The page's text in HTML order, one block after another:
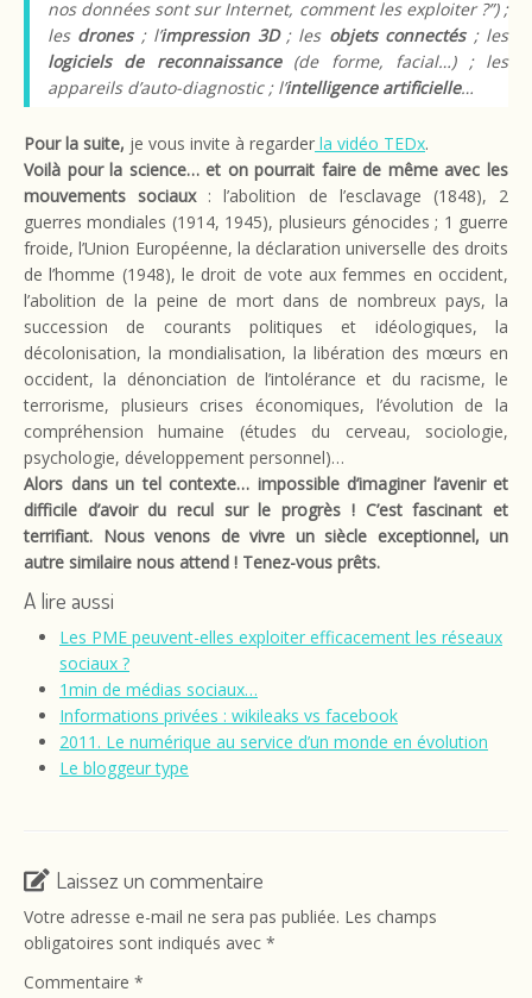
nos données sont sur Internet, comment les exploiter ?”) ;
les drones ; l’impression 3D; lesobjets connectés; les
logiciels de reconnaissance(de forme, facial…) ; les
appareils d’auto-diagnostic ; l’intelligence artificielle…
Pour la suite, je vous invite à regarder la vidéo TEDx.
Voilà pour la science… et on pourrait faire de même avec les
mouvements sociaux: l’abolition de l’esclavage (1848), 2
guerres mondiales (1914, 1945), plusieurs génocides ; 1 guerre
froide, l’Union Européenne, la déclaration universelle des droits
de l’homme (1948), le droit de vote aux femmes en occident,
l’abolition de la peine de mort dans de nombreux pays, la
succession de courants politiques et idéologiques, la
décolonisation, la mondialisation, la libération des mœurs en
occident, la dénonciation de l’intolérance et du racisme, le
terrorisme, plusieurs crises économiques, l’évolution de la
compréhension humaine (études du cerveau, sociologie,
psychologie, développement personnel)…
Alors dans un tel contexte… impossible d’imaginer l’avenir et
difficile d’avoir du recul sur le progrès ! C’est fascinant et
terrifiant. Nous venons de vivre un siècle exceptionnel, un
autre similaire nous attend ! Tenez-vous prêts.
A lire aussi
Les PME peuvent-elles exploiter efficacement les réseaux
sociaux ?
1min de médias sociaux…
Informations privées : wikileaks vs facebook
2011. Le numérique au service d’un monde en évolution
Le bloggeur type
Laissez un commentaire
Votre adresse e-mail ne sera pas publiée. Les champs
obligatoires sont indiqués avec *
Commentaire *